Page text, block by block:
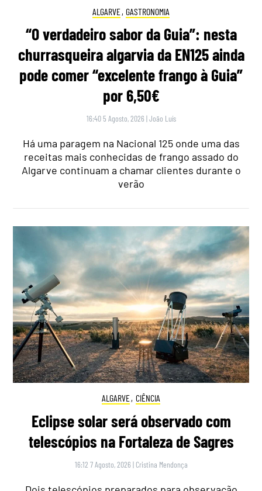
ALGARVE, GASTRONOMIA
“O verdadeiro sabor da Guia”: nesta
churrasqueira algarvia da EN125 ainda
pode comer “excelente frango à Guia”
por 6,50€
16:40 5 Agosto, 2026 |João Luís
Há uma paragem na Nacional 125 onde uma das
receitas mais conhecidas de frango assado do
Algarve continuam a chamar clientes durante o
verão
ALGARVE, CIÊNCIA
Eclipse solar será observado com
telescópios na Fortaleza de Sagres
16:12 7 Agosto, 2026 | Cristina Mendonça